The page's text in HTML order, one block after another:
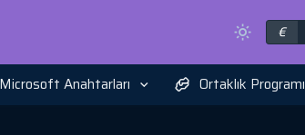
€
Microsoft Anahtarları Ortaklık Programı